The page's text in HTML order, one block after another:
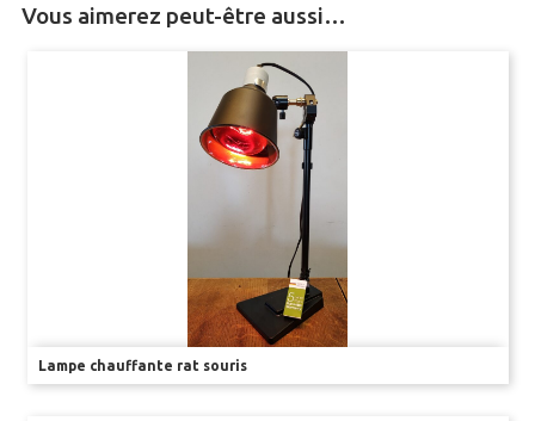
PINCES EMPORTE PIÈCE
COLLERETTES
Vous aimerez peut-être aussi…
Lampe chauffante rat souris